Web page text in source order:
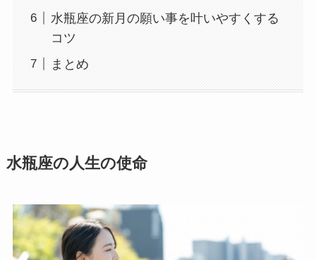
水瓶座の新月の願い事を叶いやすくする
コツ
まとめ
水瓶座の人生の使命